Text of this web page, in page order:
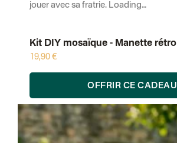
jouer avec sa fratrie. Loading…
Kit DIY mosaïque - Manette rétro
19,90 €
OFFRIR CE CADEAU